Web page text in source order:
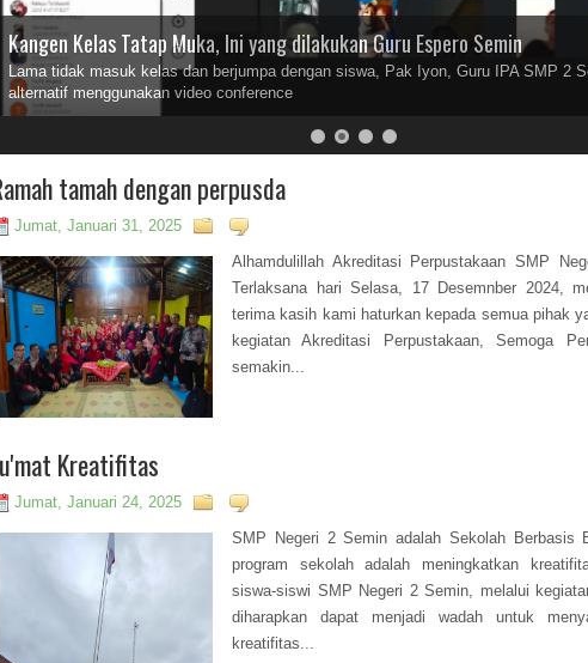
Kangen Kelas Tatap Muka, Ini yang dilakukan Guru Espero Semin
Lama tidak masuk kelas dan berjumpa dengan siswa, Pak Iyon, Guru IPA SMP 2
alternatif menggunakan video conference
tamah dengan perpusda
Jumat, Januari 31, 2025
Alhamdulillah Akreditasi Perpustakaan SMP
Terlaksana hari Selasa, 17 Desemnber 2024,
terima kasih kami haturkan kepada semua pihak
kegiatan Akreditasi Perpustakaan, Semoga
semakin...
Kreatifitas
Jumat, Januari 24, 2025
SMP Negeri 2 Semin adalah Sekolah Berbasis
program sekolah adalah meningkatkan
siswa-siswi SMP Negeri 2 Semin, melalui
diharapkan dapat menjadi wadah untuk
kreatifitas...